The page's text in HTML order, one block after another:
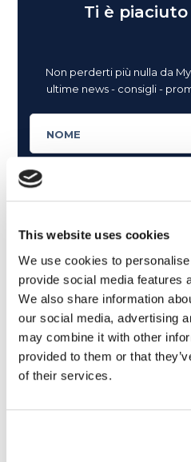
This website uses cookies
We use cookies to
provide social media features
We also share information
our social media, advertising
may combine it with other
provided to them or that
of their services.
Ti è
Non perderti più nulla da
ultime news - consigli -